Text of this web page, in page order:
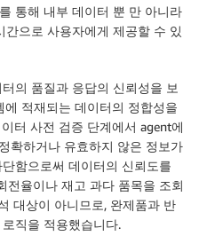
통해 내부 데이터 뿐 만 아니라
으로 사용자에게 제공할 수 있
의 품질과 응답의 신뢰성을 보
적재되는 데이터의 정합성을
터 사전 검증 단계에서 agent에
확하거나 유효하지 않은 정보가
함으로써 데이터의 신뢰도를
전율이나 재고 과다 품목을 조회
대상이 아니므로, 완제품과 반
직을 적용했습니다.